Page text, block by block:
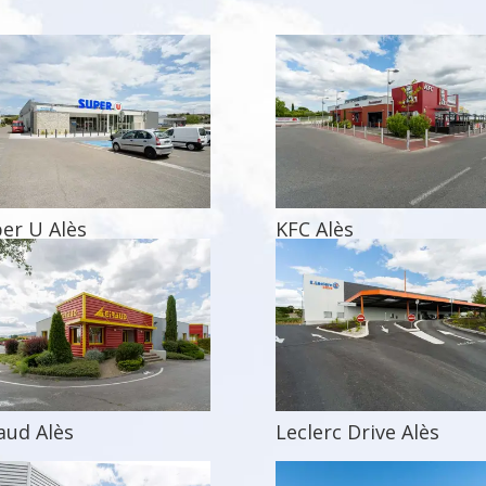
U Alès KFC Alès
Alès Leclerc Drive Alès